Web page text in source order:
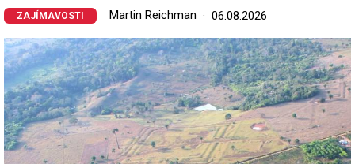
ZAJÍMAVOSTI Martin Reichman 06.08.2026
Image